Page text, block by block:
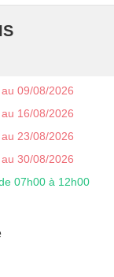
09/08/2026
16/08/2026
23/08/2026
30/08/2026
07h00 à 12h00